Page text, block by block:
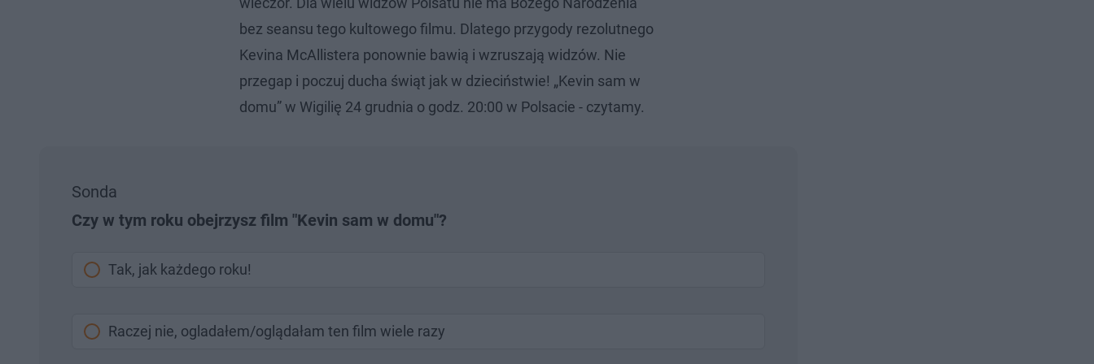
bez seansu tego kultowego filmu. Dlatego przygody rezolutnego
Kevina McAllistera ponownie bawią i wzruszają widzów. Nie
przegap i poczuj ducha świąt jak w dzieciństwie! „Kevin sam w
domu” w Wigilię 24 grudnia o godz. 20:00 w Polsacie - czytamy.
Sonda
Czy w tym roku obejrzysz film "Kevin sam w domu"?
Tak, jak każdego roku!
Raczej nie, ogladałem/oglądałam ten film wiele razy